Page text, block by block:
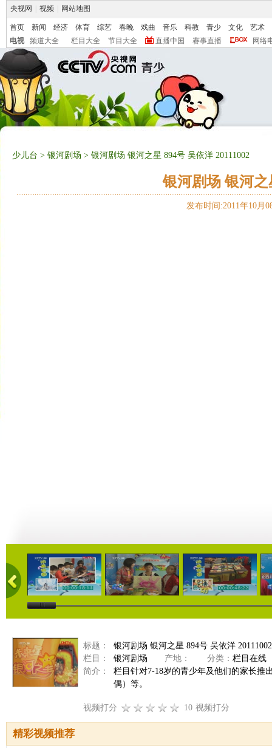
央视网 视频 网站地图
首页 新闻 经济 体育 综艺 春晚 戏曲 音乐 科教 青少 文化
艺术
电视
频道大全 栏目大全 节目大全 直播中国 赛事直播 网络
少儿台 > 银河剧场 > 银河剧场 银河之星 894号 吴依洋 20111002
银河剧场 银河之
发布时间:2011年10月
06:17 04:37 06:26
标题：
银河剧场 银河之星 894号 吴依洋 20111002
栏目：
银河剧场 产地： 分类： 栏目在线
简介：
栏目针对7-18岁的青少年及他们的家长推
偶）等。
视频打分 10 视频打分
精彩视频推荐